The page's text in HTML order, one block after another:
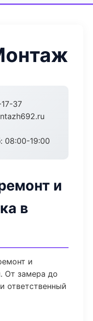
37
08:00-19:00
и
в
и
От замера до
ответственный